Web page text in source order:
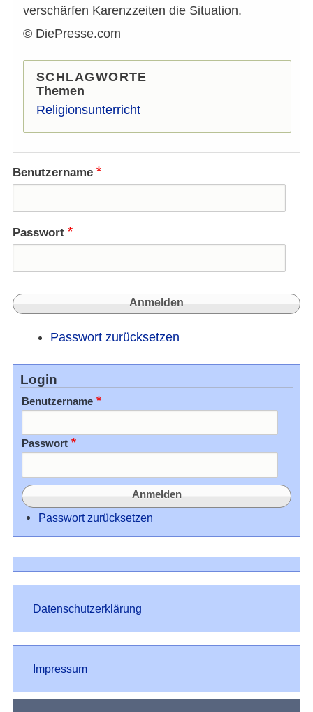
verschärfen Karenzzeiten die Situation.
© DiePresse.com
SCHLAGWORTE
Themen
Religionsunterricht
Benutzername
Passwort
Passwort zurücksetzen
Login
Benutzername
Passwort
Passwort zurücksetzen
Datenschutz
Datenschutzerklärung
Impressum
Impressum